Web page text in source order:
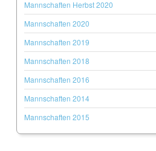
Mannschaften Herbst 2020
Mannschaften 2020
Mannschaften 2019
Mannschaften 2018
Mannschaften 2016
Mannschaften 2014
Mannschaften 2015